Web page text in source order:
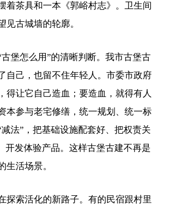
着茶具和一本《郭峪村志》。卫生间
古城墙的轮廓。
堡怎么用”的清晰判断。我市古堡古
自己，也留不住年轻人。市委市政府
得让它自己造血；要造血，就得有人
本参与老宅修缮，统一规划、统一标
法”，把基础设施配套好、把权责关
开发体验产品。这样古堡古建不再是
活场景。
探索活化的新路子。有的民宿跟村里